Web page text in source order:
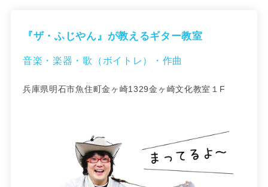
『ザ・ふじやん』が教えるギター教室
音楽・楽器・歌（ボイトレ）・作曲
兵庫県明石市魚住町金ヶ崎1329金ヶ崎文化教室１F